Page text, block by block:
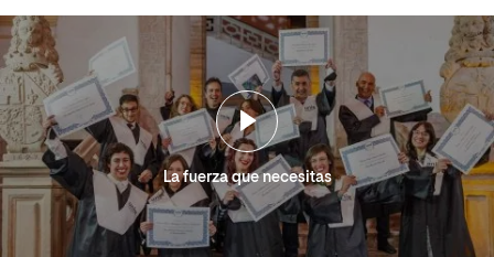
La fuerza que necesitas